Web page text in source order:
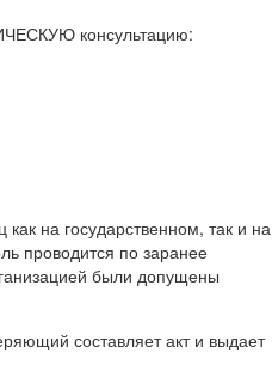
консультацию:
на государственном, так и на
проводится по заранее
были допущены
составляет акт и выдает